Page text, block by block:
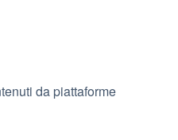
da piattaforme